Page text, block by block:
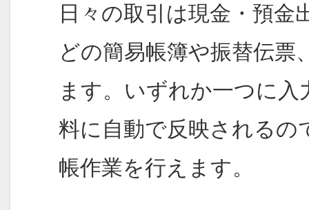
日々の取引は現金・預金
どの簡易帳簿や振替伝票
ます。いずれか一つに
料に自動で反映されるの
帳作業を行えます。